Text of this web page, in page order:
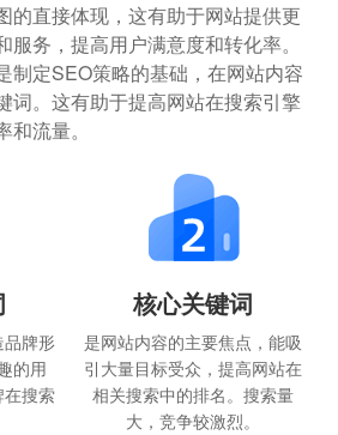
的直接体现，这有助于网站提供更
务，提高用户满意度和转化率。
制定SEO策略的基础，在网站内容
词。这有助于提高网站在搜索引擎
流量。
牌形
的用
在搜索
核心关键词
是网站内容的主要焦点，能吸
引大量目标受众，提高网站在
相关搜索中的排名。搜索量
大，竞争较激烈。